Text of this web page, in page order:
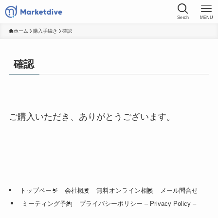
Serch MENU
ホーム 購入手続き 確認
確認
ご購入いただき、ありがとうございます。
トップページ 会社概要 無料オンライン相談
メール問合せ
ミーティング予約
プライバシーポリシー – Privacy Policy –